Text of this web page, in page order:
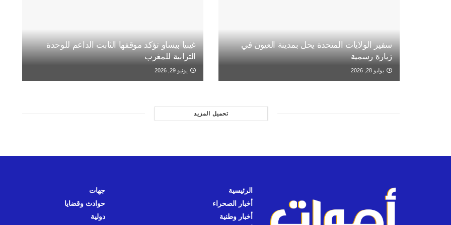
سفير الولايات المتحدة يحل بمدينة العيون في
زيارة رسمية
يوليو 28, 2026
غينيا بيساو تؤكد موقفها الثابت الداعم للوحدة
الترابية للمغرب
يونيو 29, 2026
تحميل المزيد
الرئيسية
أخبار الصحراء
أخبار وطنية
جهات
حوادث وقضايا
دولية